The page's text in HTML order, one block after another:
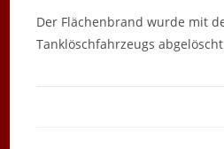
Der Flächenbrand wurde mit
Tanklöschfahrzeugs